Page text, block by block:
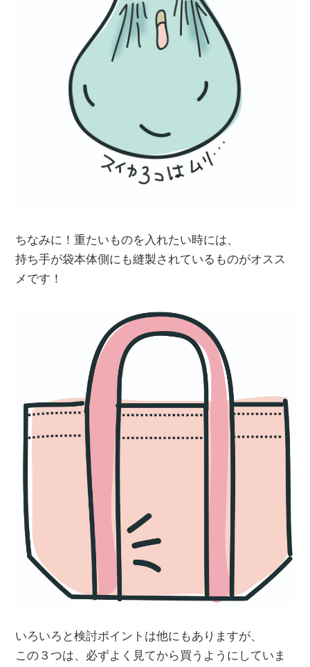
ちなみに！重たいものを入れたい時には、
持ち手が袋本体側にも縫製されているものがオスス
メです！
いろいろと検討ポイントは他にもありますが、
この３つは、必ずよく見てから買うようにしていま